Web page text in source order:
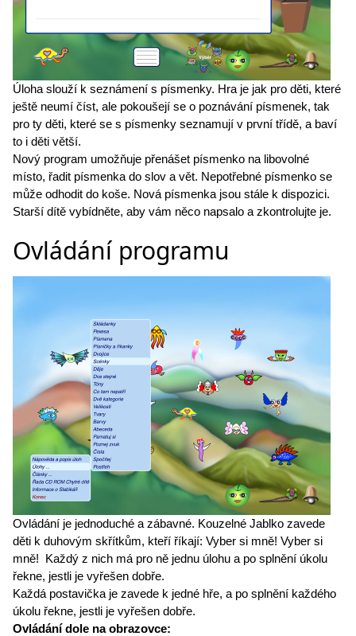
Úloha slouží k seznámení s písmenky. Hra je jak pro děti, které
ještě neumí číst, ale pokoušejí se o poznávání písmenek, tak
pro ty děti, které se s písmenky seznamují v první třídě, a baví
to i děti větší.
Nový program umožňuje přenášet písmenko na libovolné
místo, řadit písmenka do slov a vět. Nepotřebné písmenko se
může odhodit do koše. Nová písmenka jsou stále k dispozici.
Starší dítě vybídněte, aby vám něco napsalo a zkontrolujte je.
Ovládání programu
Ovládání je jednoduché a zábavné. Kouzelné Jablko zavede
děti k duhovým skřítkům, kteří říkají: Vyber si mně! Vyber si
mně! Každý z nich má pro ně jednu úlohu a po splnění úkolu
řekne, jestli je vyřešen dobře.
Každá postavička je zavede k jedné hře, a po splnění každého
úkolu řekne, jestli je vyřešen dobře.
Ovládání dole na obrazovce: